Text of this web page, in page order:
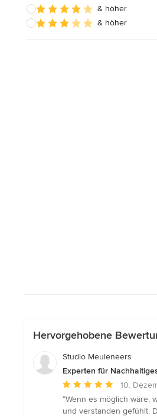
& höher
& höher
Hervorgehobene
Studio Meuleneers
Experten für
Durchschnittliche
Bewertung:
5
10.
“Wenn es möglich
und verstanden gefühlt.